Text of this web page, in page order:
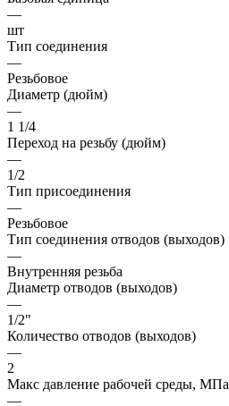
—
шт
Тип соединения
—
Резьбовое
Диаметр (дюйм)
—
1 1/4
Переход на резьбу (дюйм)
—
1/2
Тип присоединения
—
Резьбовое
Тип соединения отводов (выходов)
—
Внутренняя резьба
Диаметр отводов (выходов)
—
1/2"
Количество отводов (выходов)
—
2
Макс давление рабочей среды, МПа
—